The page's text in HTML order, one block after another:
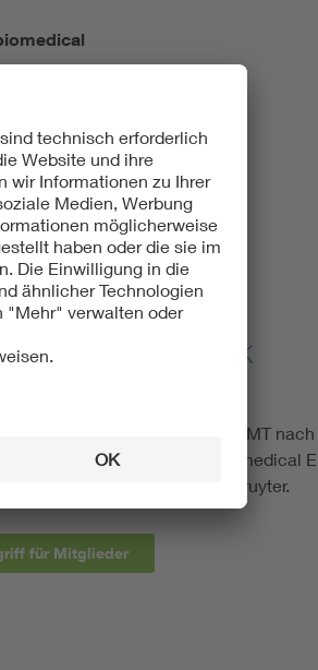
Technik
erhalten die Mitglieder der DGBMT
Zugriff auf die Zeitschrift Biomedical
Technik im Verlag de Gruyter.
für Mitglieder